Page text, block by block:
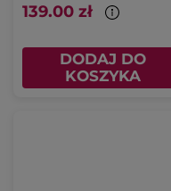
139.00 zł
DODAJ DO
KOSZYKA